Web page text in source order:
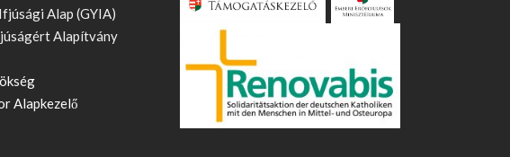
Alap (GYIA)
Alapítvány
Alapkezelő